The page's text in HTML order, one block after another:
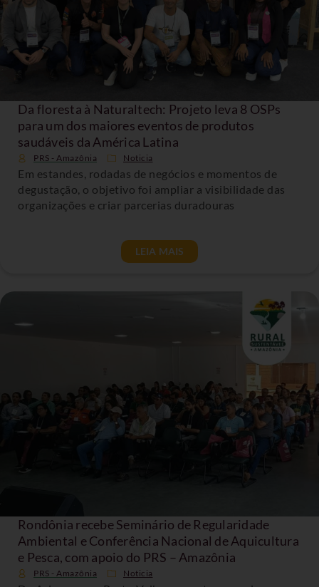
Da floresta à Naturaltech: Projeto leva 8 OSPs
para um dos maiores eventos de produtos
saudáveis da América Latina
PRS - Amazônia Noticia
Em estandes, rodadas de negócios e momentos de
degustação, o objetivo foi ampliar a visibilidade das
organizações e criar parcerias duradouras
LEIA MAIS
Rondônia recebe Seminário de Regularidade
Ambiental e Conferência Nacional de Aquicultura
e Pesca, com apoio do PRS – Amazônia
PRS - Amazônia Noticia